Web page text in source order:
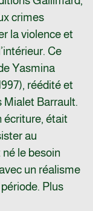
crimes
la violence et
Ce
Yasmina
réédité et
Mialet Barrault.
écriture, était
au
le besoin
un réalisme
Plus